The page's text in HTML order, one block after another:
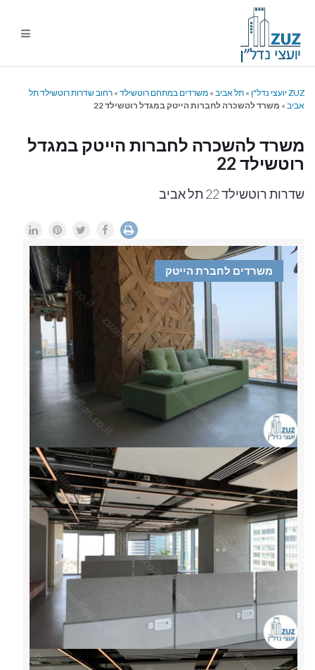
ZUZ יועצי נדל"ן » תל אביב » משרדים במתחם רוטשילד » רחוב שדרות רוטשילד תל
אביב » משרד להשכרה לחברות הייטק במגדל רוטשילד 22
משרד להשכרה לחברות הייטק במגדל
רוטשילד 22
שדרות רוטשילד 22 תל אביב
משרדים לחברת הייטק